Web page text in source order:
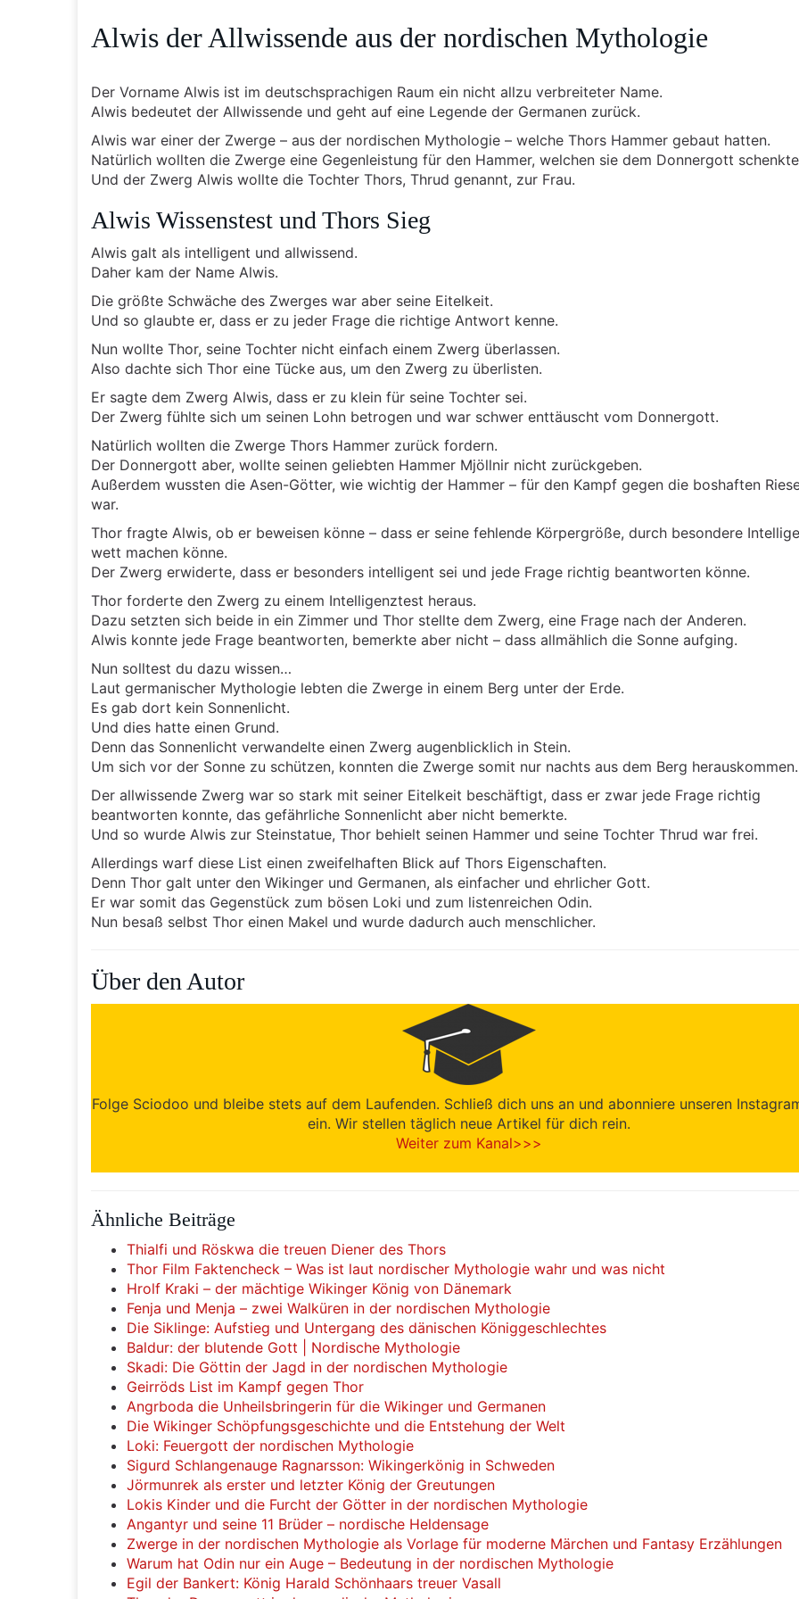
Alwis der Allwissende aus der nordischen Mythologie
Der Vorname Alwis ist im deutschsprachigen Raum ein nicht allzu verbreiteter Name.
Alwis bedeutet der Allwissende und geht auf eine Legende der Germanen zurück.
Alwis war einer der Zwerge – aus der nordischen Mythologie – welche Thors Hammer gebaut hatten.
Natürlich wollten die Zwerge eine Gegenleistung für den Hammer, welchen sie dem Donnergott
Und der Zwerg Alwis wollte die Tochter Thors, Thrud genannt, zur Frau.
Alwis Wissenstest und Thors Sieg
Alwis galt als intelligent und allwissend.
Daher kam der Name Alwis.
Die größte Schwäche des Zwerges war aber seine Eitelkeit.
Und so glaubte er, dass er zu jeder Frage die richtige Antwort kenne.
Nun wollte Thor, seine Tochter nicht einfach einem Zwerg überlassen.
Also dachte sich Thor eine Tücke aus, um den Zwerg zu überlisten.
Er sagte dem Zwerg Alwis, dass er zu klein für seine Tochter sei.
Der Zwerg fühlte sich um seinen Lohn betrogen und war schwer enttäuscht vom Donnergott.
Natürlich wollten die Zwerge Thors Hammer zurück fordern.
Der Donnergott aber, wollte seinen geliebten Hammer Mjöllnir nicht zurückgeben.
Außerdem wussten die Asen-Götter, wie wichtig der Hammer – für den Kampf gegen die boshaften
war.
Thor fragte Alwis, ob er beweisen könne – dass er seine fehlende Körpergröße, durch besondere
wett machen könne.
Der Zwerg erwiderte, dass er besonders intelligent sei und jede Frage richtig beantworten könne.
Thor forderte den Zwerg zu einem Intelligenztest heraus.
Dazu setzten sich beide in ein Zimmer und Thor stellte dem Zwerg, eine Frage nach der Anderen.
Alwis konnte jede Frage beantworten, bemerkte aber nicht – dass allmählich die Sonne aufging.
Nun solltest du dazu wissen…
Laut germanischer Mythologie lebten die Zwerge in einem Berg unter der Erde.
Es gab dort kein Sonnenlicht.
Und dies hatte einen Grund.
Denn das Sonnenlicht verwandelte einen Zwerg augenblicklich in Stein.
Um sich vor der Sonne zu schützen, konnten die Zwerge somit nur nachts aus dem Berg herauskommen.
Der allwissende Zwerg war so stark mit seiner Eitelkeit beschäftigt, dass er zwar jede Frage richtig
beantworten konnte, das gefährliche Sonnenlicht aber nicht bemerkte.
Und so wurde Alwis zur Steinstatue, Thor behielt seinen Hammer und seine Tochter Thrud war frei.
Allerdings warf diese List einen zweifelhaften Blick auf Thors Eigenschaften.
Denn Thor galt unter den Wikinger und Germanen, als einfacher und ehrlicher Gott.
Er war somit das Gegenstück zum bösen Loki und zum listenreichen Odin.
Nun besaß selbst Thor einen Makel und wurde dadurch auch menschlicher.
Über den Autor
Folge Sciodoo und bleibe stets auf dem Laufenden. Schließ dich uns an und abonniere unseren
ein. Wir stellen täglich neue Artikel für dich rein.
Weiter zum Kanal>>>
Ähnliche Beiträge
Thialfi und Röskwa die treuen Diener des Thors
Thor Film Faktencheck – Was ist laut nordischer Mythologie wahr und was nicht
Hrolf Kraki – der mächtige Wikinger König von Dänemark
Fenja und Menja – zwei Walküren in der nordischen Mythologie
Die Siklinge: Aufstieg und Untergang des dänischen Königgeschlechtes
Baldur: der blutende Gott | Nordische Mythologie
Skadi: Die Göttin der Jagd in der nordischen Mythologie
Geirröds List im Kampf gegen Thor
Angrboda die Unheilsbringerin für die Wikinger und Germanen
Die Wikinger Schöpfungsgeschichte und die Entstehung der Welt
Loki: Feuergott der nordischen Mythologie
Sigurd Schlangenauge Ragnarsson: Wikingerkönig in Schweden
Jörmunrek als erster und letzter König der Greutungen
Lokis Kinder und die Furcht der Götter in der nordischen Mythologie
Angantyr und seine 11 Brüder – nordische Heldensage
Zwerge in der nordischen Mythologie als Vorlage für moderne Märchen und Fantasy Erzählungen
Warum hat Odin nur ein Auge – Bedeutung in der nordischen Mythologie
Egil der Bankert: König Harald Schönhaars treuer Vasall